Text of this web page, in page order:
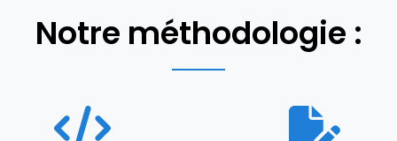
Notre méthodologie :